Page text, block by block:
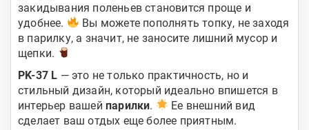
закидывания поленьев становится проще и
удобнее.
Вы можете пополнять топку, не заходя
в парилку, а значит, не заносите лишний мусор и
щепки.
PK-37 L — это не только практичность, но и
стильный дизайн, который идеально впишется в
интерьер вашей парилки.
Ее внешний вид
сделает ваш отдых еще более приятным.